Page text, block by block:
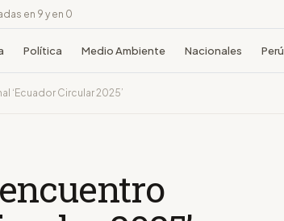
en 9 y en 0
Política Medio Ambiente Nacionales Perú
‘Ecuador Circular 2025’